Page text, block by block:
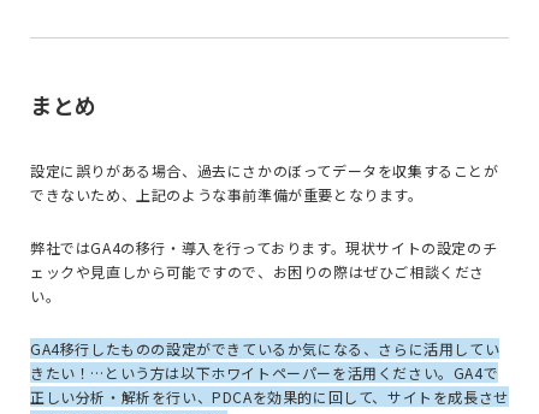
まとめ
設定に誤りがある場合、過去にさかのぼってデータを収集することが
できないため、上記のような事前準備が重要となります。
弊社ではGA4の移行・導入を行っております。現状サイトの設定のチ
ェックや見直しから可能ですので、お困りの際はぜひご相談くださ
い。
GA4移行したものの設定ができているか気になる、さらに活用してい
きたい！…という方は以下ホワイトペーパーを活用ください。 GA4で
正しい分析・解析を行い、PDCAを効果的に回して、サイトを成長させ